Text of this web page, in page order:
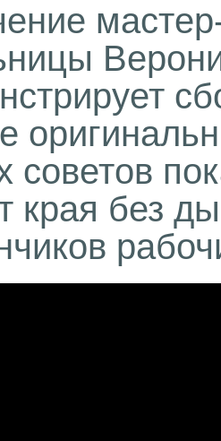
советов
края без